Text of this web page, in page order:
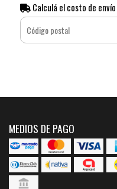
Calculá el costo de envío
MEDIOS DE PAGO